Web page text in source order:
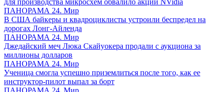
для производства микросхем обвалило акции NVidia
ПАНОРАМА 24. Мир
В США байкеры и квадроциклисты устроили беспредел на
дорогах Лонг-Айленда
ПАНОРАМА 24. Мир
Джедайский меч Люка Скайуокера продали с аукциона за
миллионы долларов
ПАНОРАМА 24. Мир
Ученица смогла успешно приземлиться после того, как ее
инструктор-пилот выпал за борт